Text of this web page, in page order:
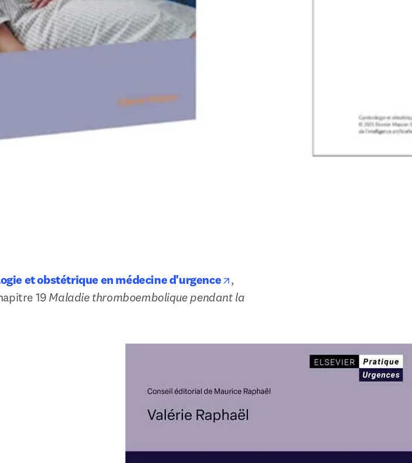
et obstétrique en médecine d'urgence opens in new tab/window
,
19 Maladie thromboembolique pendant la